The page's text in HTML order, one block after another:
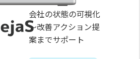
会社の状態の可視化
～改善アクション提
案までサポート